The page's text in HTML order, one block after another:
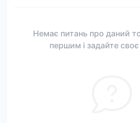
Немає питань про даний
першим і задайте